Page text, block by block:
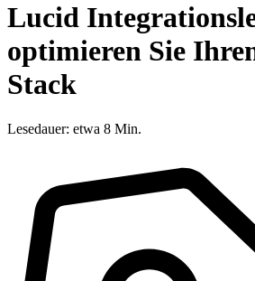
Lucid
optimieren Sie
Stack
Lesedauer: etwa 8 Min.